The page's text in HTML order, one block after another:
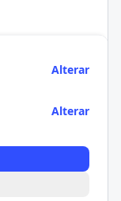
Alterar
Alterar